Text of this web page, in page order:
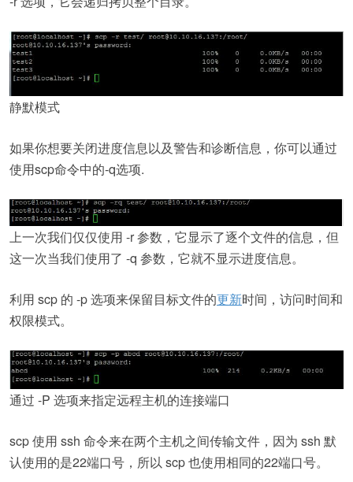
静默模式
如果你想要关闭进度信息以及警告和诊断信息，你可以通过
使用scp命令中的-q选项.
上一次我们仅仅使用 -r 参数，它显示了逐个文件的信息，但
这一次当我们使用了 -q 参数，它就不显示进度信息。
利用 scp 的 -p 选项来保留目标文件的更新时间，访问时间和
权限模式。
通过 -P 选项来指定远程主机的连接端口
scp 使用 ssh 命令来在两个主机之间传输文件，因为 ssh 默
认使用的是22端口号，所以 scp 也使用相同的22端口号。